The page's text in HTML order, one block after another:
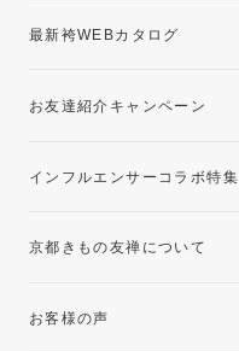
最新袴WEBカタログ
お友達紹介キャンペーン
インフルエンサーコラボ特集
京都きもの友禅について
お客様の声